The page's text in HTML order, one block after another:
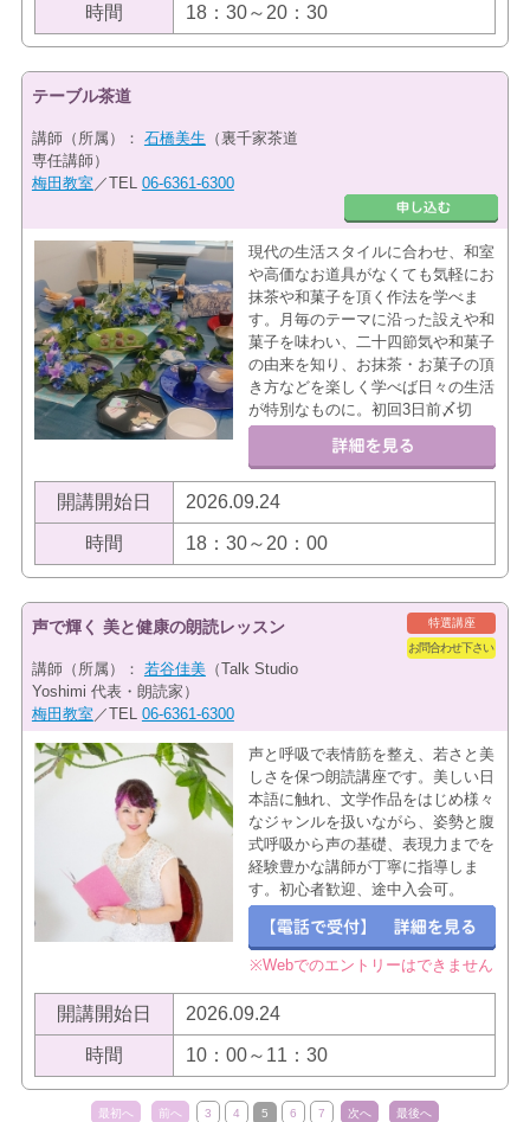
時間 18：30～20：30
テーブル茶道
講師（所属）： 石橋美生 （裏千家茶道
専任講師）
梅田教室 ／TEL 06-6361-6300
現代の生活スタイルに合わせ、和室
や高価なお道具がなくても気軽にお
抹茶や和菓子を頂く作法を学べま
す。月毎のテーマに沿った設えや和
菓子を味わい、二十四節気や和菓子
の由来を知り、お抹茶・お菓子の頂
き方などを楽しく学べば日々の生活
が特別なものに。初回3日前〆切
開講開始日 2026.09.24
時間 18：30～20：00
特選講座
お問合わせ下さい
声で輝く 美と健康の朗読レッスン
講師（所属）： 若谷佳美（Talk Studio
Yoshimi 代表・朗読家）
梅田教室 ／TEL 06-6361-6300
声と呼吸で表情筋を整え、若さと美
しさを保つ朗読講座です。美しい日
本語に触れ、文学作品をはじめ様々
なジャンルを扱いながら、姿勢と腹
式呼吸から声の基礎、表現力までを
経験豊かな講師が丁寧に指導しま
す。初心者歓迎、途中入会可。
※Webでのエントリーはできません
開講開始日 2026.09.24
時間 10：00～11：30
最初へ 前へ 3 4 5 6 7 次へ 最後へ